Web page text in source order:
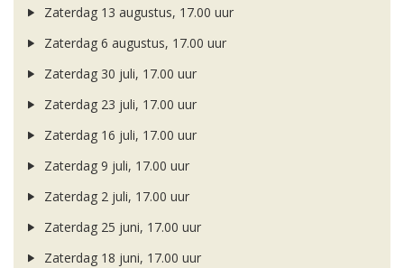
Zaterdag 13 augustus, 17.00 uur
Zaterdag 6 augustus, 17.00 uur
Zaterdag 30 juli, 17.00 uur
Zaterdag 23 juli, 17.00 uur
Zaterdag 16 juli, 17.00 uur
Zaterdag 9 juli, 17.00 uur
Zaterdag 2 juli, 17.00 uur
Zaterdag 25 juni, 17.00 uur
Zaterdag 18 juni, 17.00 uur